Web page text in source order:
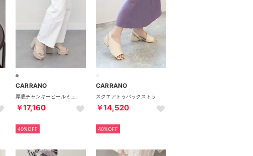
CARRANO
￥17,160
40%OFF
CARRANO
￥14,520
40%OFF